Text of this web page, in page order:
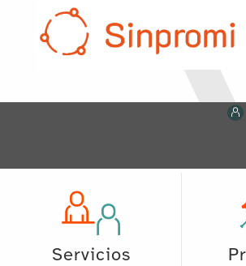
Servicios